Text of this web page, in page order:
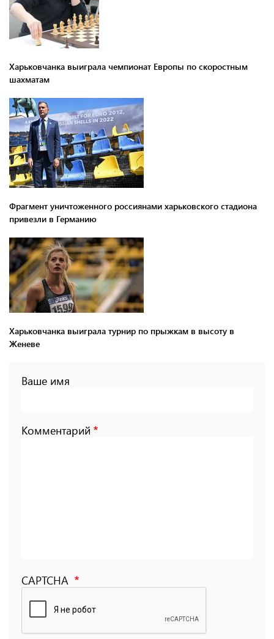
Харьковчанка выиграла чемпионат Европы по скоростным
шахматам
Фрагмент уничтоженного россиянами харьковского стадиона
привезли в Германию
Харьковчанка выиграла турнир по прыжкам в высоту в
Женеве
Ваше имя
Комментарий
CAPTCHA